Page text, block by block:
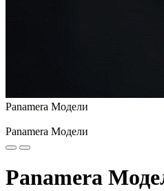
Panamera Модели
Panamera Модели
Panamera